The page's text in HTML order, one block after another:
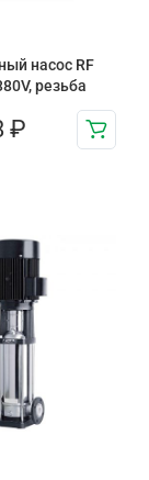
насос RF
резьба
₽